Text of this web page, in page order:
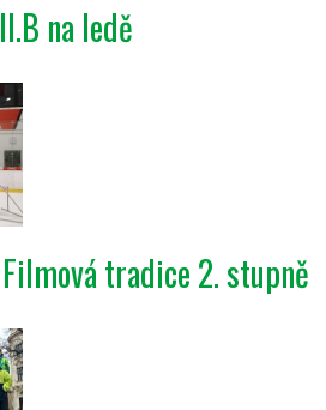
II.B na ledě
Filmová tradice 2. stupně